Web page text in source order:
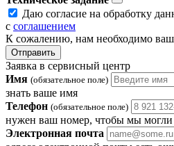
Даю согласие на обработку
с соглашением
К сожалению, нам необходимо
Отправить
Заявка в сервисный центр
Имя (обязательное поле)
знать ваше имя
Телефон (обязательное поле)
нужен ваш номер, чтобы мы могли
Электронная почта